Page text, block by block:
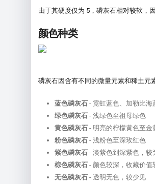
由于其硬度仅为 5，磷灰石相对较软，
颜色种类
磷灰石因含有不同的微量元素和稀土元
蓝色磷灰石 - 霓虹蓝色、加勒比
绿色磷灰石 - 浅绿色至祖母绿色
黄色磷灰石 - 明亮的柠檬黄色至金
粉色磷灰石 - 浅粉色至深玫红色
紫色磷灰石 - 淡紫色到深紫色，较
棕色磷灰石 - 颜色较深，收藏价值
无色磷灰石 - 透明无色，较少见